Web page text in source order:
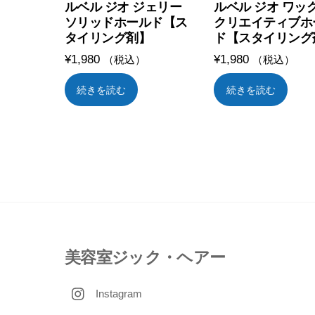
ルベル ジオ ジェリー
ソリッドホールド【ス
タイリング剤】
¥1,980 （税込）
続きを読む
ルベル ジオ ワッ
クリエイティブ
ド【スタイリン
¥1,980 （税込）
続きを読む
美容室ジック・ヘアー
Instagram